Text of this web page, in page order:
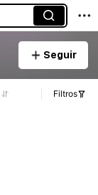
Seguir
Filtros